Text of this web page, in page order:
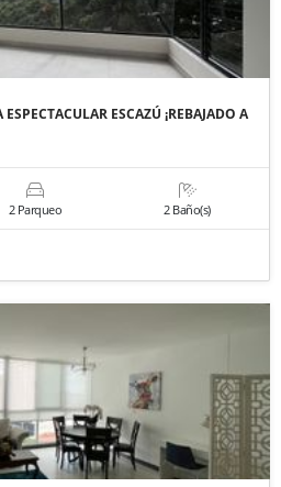
ESCAZÚ ¡REBAJADO A
2 Parqueo 2 Baño(s)